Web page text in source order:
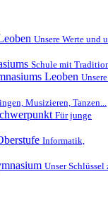
Unsere Werte und
Schule mit
Leoben
Musizieren, Tanzen...
Für junge
Informatik,
Unser Schlüssel